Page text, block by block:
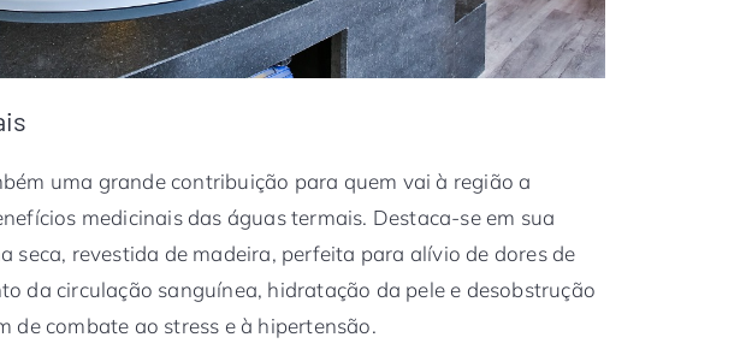
uma grande contribuição para quem vai à região a
medicinais das águas termais. Destaca-se em sua
seca, revestida de madeira, perfeita para alívio de dores de
da circulação sanguínea, hidratação da pele e desobstrução
de combate ao stress e à hipertensão.